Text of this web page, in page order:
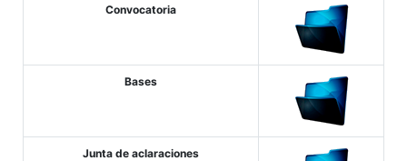
Convocatoria
Bases
Junta de aclaraciones